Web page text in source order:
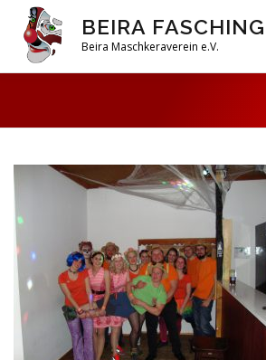
Inhalt
springen
BEIRA FASCHING
Beira Maschkeraverein e.V.
VEREIN ARCHIV